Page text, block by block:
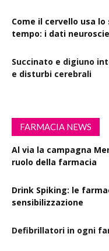
Come il cervello usa
tempo: i dati
Succinato e digiuno
e disturbi cerebrali
FARMACIA NEWS
Al via la campagna
ruolo della farmacia
Drink Spiking: le
sensibilizzazione
Defibrillatori in ogni